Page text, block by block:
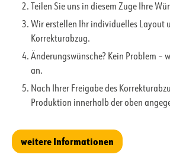
Teilen Sie uns in diesem Zuge Ihre
Wir erstellen Ihr individuelles Layout
Korrekturabzug.
Änderungswünsche? Kein Problem –
an.
Nach Ihrer Freigabe des
Produktion innerhalb der oben
weitere Informationen